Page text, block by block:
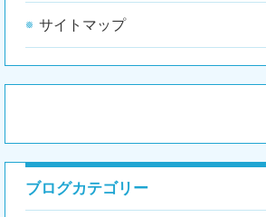
サイトマップ
ブログカテゴリー